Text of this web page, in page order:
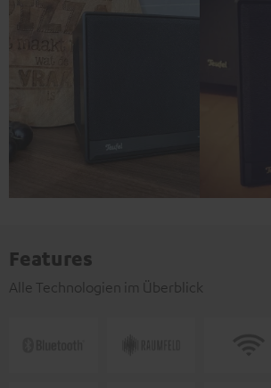
Features
Alle Technologien im Überblick